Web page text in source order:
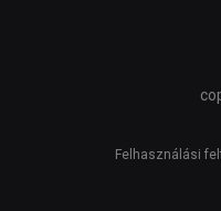
Felhasználási